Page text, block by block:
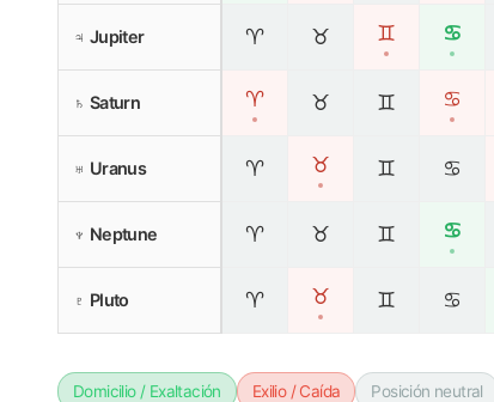
♃ Jupiter ♈ ♉ ♊ ♋
♄ Saturn ♈ ♉ ♊ ♋
♅ Uranus ♈ ♉ ♊ ♋
♆ Neptune ♈ ♉ ♊ ♋
♇ Pluto ♈ ♉ ♊ ♋
Domicilio / Exaltación Exilio / Caída Posición neutral